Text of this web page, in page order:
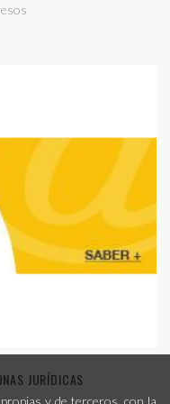
JURÍDICAS
y de terceros, con la